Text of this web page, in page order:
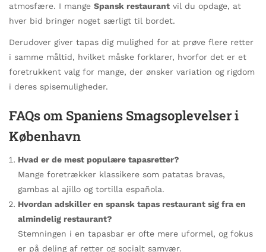
atmosfære. I mange Spansk restaurant vil du opdage, at
hver bid bringer noget særligt til bordet.
Derudover giver tapas dig mulighed for at prøve flere retter
i samme måltid, hvilket måske forklarer, hvorfor det er et
foretrukkent valg for mange, der ønsker variation og rigdom
i deres spisemuligheder.
FAQs om Spaniens Smagsoplevelser i
København
Hvad er de mest populære tapasretter?
Mange foretrækker klassikere som patatas bravas,
gambas al ajillo og tortilla española.
Hvordan adskiller en spansk tapas restaurant sig fra en
almindelig restaurant?
Stemningen i en tapasbar er ofte mere uformel, og fokus
er på deling af retter og socialt samvær.